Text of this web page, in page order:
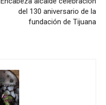
del 130 aniversario de la
fundación de Tijuana